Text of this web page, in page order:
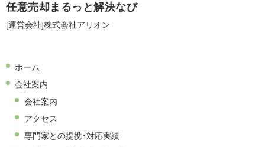
任意売却まるっと解決なび
[運営会社]株式会社アリオン
ホーム
会社案内
会社案内
アクセス
専門家との提携・対応実績